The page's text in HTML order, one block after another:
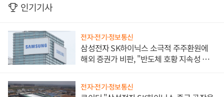
인기기사
전자·전기·정보통신
삼성전자 SK하이닉스 소극적 주주환원에
해외 증권가 비판, "반도체 호황 지속성 의
전자·전기·정보통신